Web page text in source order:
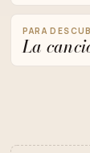
PARA
La